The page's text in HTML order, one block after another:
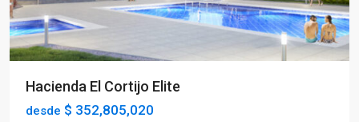
Hacienda El Cortijo Elite
desde $ 352,805,020